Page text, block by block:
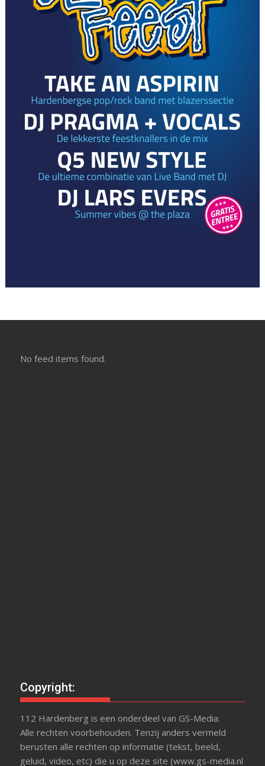
No feed items found.
Copyright:
112 Hardenberg is een onderdeel van GS-Media.
Alle rechten voorbehouden. Tenzij anders vermeld
berusten alle rechten op informatie (tekst, beeld,
geluid, video, etc) die u op deze site (www.gs-media.nl